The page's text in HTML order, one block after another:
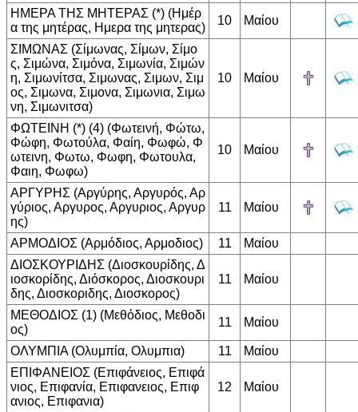
ΗΜΕΡΑ ΤΗΣ ΜΗΤΕΡΑΣ (*) (Ημέρ
α της μητέρας, Ημερα της μητερας)
10 Μαίου
ΣΙΜΩΝΑΣ (Σίμωνας, Σίμων, Σίμο
ς, Σιμώνα, Σιμόνα, Σιμωνία, Σιμών
η, Σιμωνίτσα, Σιμωνας, Σιμων, Σιμ
ος, Σιμωνα, Σιμονα, Σιμωνια, Σιμω
νη, Σιμωνιτσα)
10 Μαίου
ΦΩΤΕΙΝΗ (*) (4) (Φωτεινή, Φώτω,
Φώφη, Φωτούλα, Φαίη, Φωφώ, Φ
ωτεινη, Φωτω, Φωφη, Φωτουλα,
Φαιη, Φωφω)
10 Μαίου
ΑΡΓΥΡΗΣ (Αργύρης, Αργυρός, Αρ
γύριος, Αργυρος, Αργυριος, Αργυρ
ης)
11 Μαίου
ΑΡΜΟΔΙΟΣ (Αρμόδιος, Αρμοδιος) 11
Μαίου
ΔΙΟΣΚΟΥΡΙΔΗΣ (Διοσκουρίδης, Δ
ιοσκορίδης, Διόσκορος, Διοσκουρι
δης, Διοσκοριδης, Διοσκορος)
11 Μαίου
ΜΕΘΟΔΙΟΣ (1) (Μεθόδιος, Μεθοδι
ος)
11 Μαίου
ΟΛΥΜΠΙΑ (Ολυμπία, Ολυμπια) 11
Μαίου
ΕΠΙΦΑΝΕΙΟΣ (Επιφάνειος, Επιφά
νιος, Επιφανία, Επιφανειος, Επιφ
ανιος, Επιφανια)
12 Μαίου